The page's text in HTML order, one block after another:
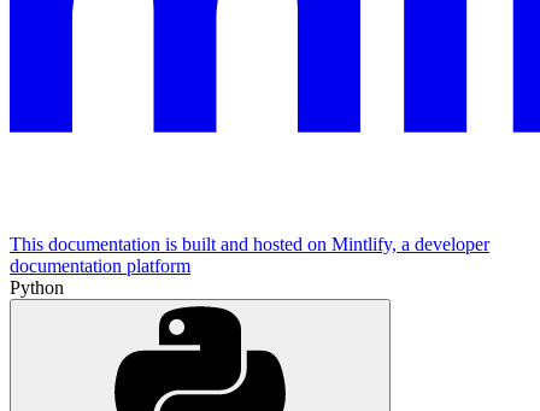
This documentation is built and hosted on Mintlify, a developer
documentation platform
Python